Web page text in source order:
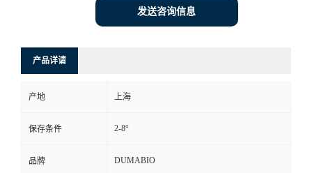
方
发送咨询信息
产品详请
产地 上海
保存条件 2-8°
品牌 DUMABIO